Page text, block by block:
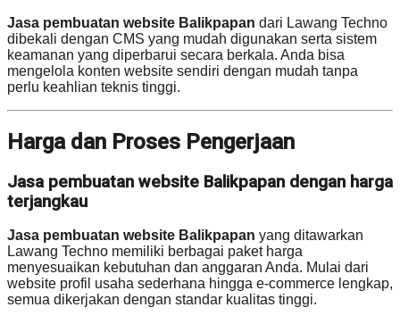
Jasa pembuatan website Balikpapan dari Lawang Techno
dibekali dengan CMS yang mudah digunakan serta sistem
keamanan yang diperbarui secara berkala. Anda bisa
mengelola konten website sendiri dengan mudah tanpa
perlu keahlian teknis tinggi.
Harga dan Proses Pengerjaan
Jasa pembuatan website Balikpapan dengan harga
terjangkau
Jasa pembuatan website Balikpapan yang ditawarkan
Lawang Techno memiliki berbagai paket harga
menyesuaikan kebutuhan dan anggaran Anda. Mulai dari
website profil usaha sederhana hingga e-commerce lengkap,
semua dikerjakan dengan standar kualitas tinggi.